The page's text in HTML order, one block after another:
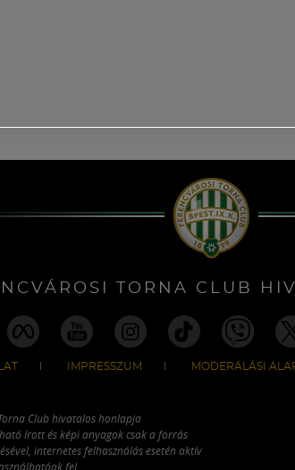
TORNA CLUB
IMPRESSZUM MODERÁLÁSI
Club hivatalos honlapja
írott és képi anyagok csak a forrás
internetes felhasználás esetén aktív
fel.